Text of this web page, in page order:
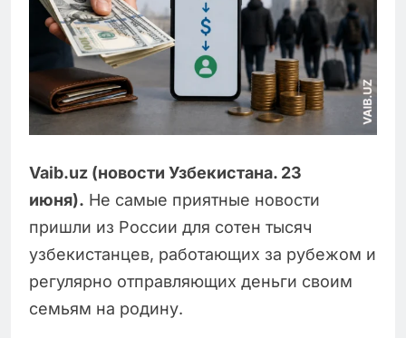
Vaib.uz (новости Узбекистана. 23
июня). Не самые приятные новости
пришли из России для сотен тысяч
узбекистанцев, работающих за рубежом и
регулярно отправляющих деньги своим
семьям на родину.